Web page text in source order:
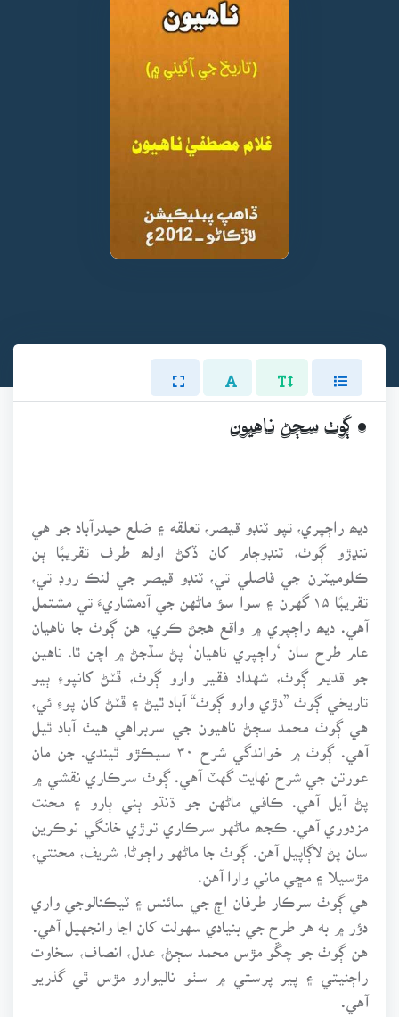
• ڳوٺ سڄڻ ناهيون
ديھ راڄپري، تپو ٽنڊو قيصر، تعلقه ۽ ضلع حيدرآباد جو هي
ننڍڙو ڳوٺ، ٽنڊوڄام کان ڏکڻ اولھ طرف تقريبًا ٻن
ڪلوميٽرن جي فاصلي تي، ٽنڊو قيصر جي لنڪ روڊ تي،
تقريبًا ۱۵ گهرن ۽ سوا سؤ ماڻهن جي آدمشاريءَ تي مشتمل
آهي. ديھ راڄپري ۾ واقع هجڻ ڪري، هن ڳوٺ جا ناهيان
عام طرح سان ‘راڄپري ناهيان‘ پڻ سڏجڻ ۾ اچن ٿا. ناهين
جو قديم ڳوٺ، شهداد فقير وارو ڳوٺ، ڦٽڻ کانپوءِ ٻيو
تاريخي ڳوٺ ”دڙي وارو ڳوٺ“ آباد ٿيڻ ۽ ڦٽڻ کان پوءِ ئي،
هي ڳوٺ محمد سڄڻ ناهيون جي سربراهي هيٺ آباد ٿيل
آهي. ڳوٺ ۾ خواندگي شرح ۳۰ سيڪڙو ٿيندي. جن مان
عورتن جي شرح نهايت گهٽ آهي. ڳوٺ سرڪاري نقشي ۾
پڻ آيل آهي. ڪافي ماڻهن جو ڌنڌو ٻني ٻارو ۽ محنت
مزدوري آهي. ڪجھ ماڻهو سرڪاري توڙي خانگي نوڪرين
سان پڻ لاڳاپيل آهن. ڳوٺ جا ماڻهو راڄوڻا، شريف، محنتي،
مڙسيلا ۽ مڇي ماني وارا آهن.
هي ڳوٺ سرڪار طرفان اڄ جي سائنس ۽ ٽيڪنالوجي واري
دؤر ۾ به هر طرح جي بنيادي سهولت کان اڃا وانجهيل آهي.
هن ڳوٺ جو چڱو مڙس محمد سڄڻ، عدل، انصاف، سخاوت
راڄنيتي ۽ پير پرستي ۾ سٺو ناليوارو مڙس ٿي گذريو
آهي.